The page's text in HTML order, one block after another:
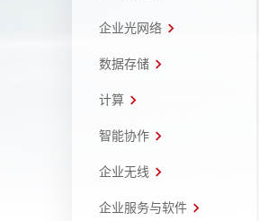
企业光网络
数据存储
计算
智能协作
企业无线
企业服务与软件